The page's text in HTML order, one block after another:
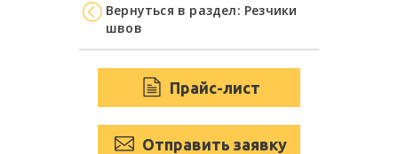
Вернуться в раздел: Резчики
швов
Прайс-лист
Отправить заявку